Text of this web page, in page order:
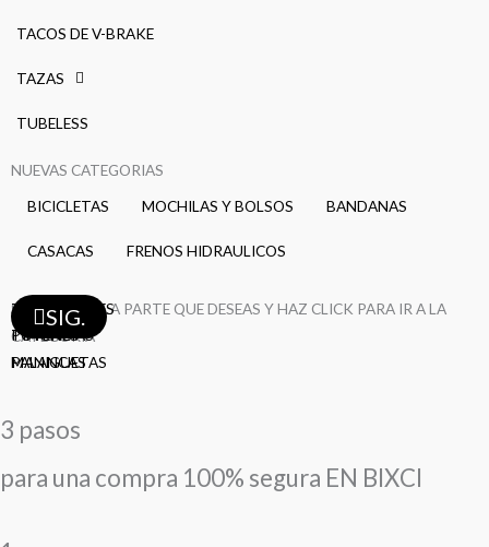
TACOS DE V-BRAKE
TAZAS
TUBELESS
NUEVAS CATEGORIAS
BICICLETAS
MOCHILAS Y BOLSOS BANDANAS
CASACAS FRENOS HIDRAULICOS
MANIGUETAS
PEDALES
MAZAS
TIMONES
POTENCIAS
PALANCAS
FRENOS
LLANTAS
LLANTAS
BIELAS
DESVIADORES
TAZAS
CAMARAS
CAMARAS
CAMARAS
AROS
AROS
RAYOS
RAYOS
RAYOS
SELECCIONA LA PARTE QUE DESEAS Y HAZ CLICK PARA IR A LA
CATEGORÍA
SIG.
3 pasos
para una compra 100% segura EN BIXCI